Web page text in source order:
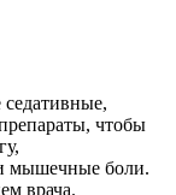
чтобы
мышечные боли.
врача.